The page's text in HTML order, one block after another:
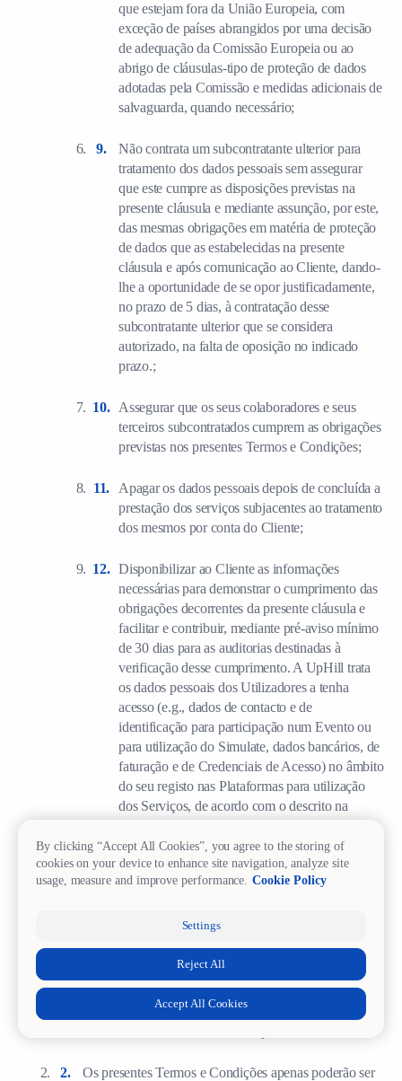
que estejam fora da União Europeia, com
exceção de países abrangidos por uma decisão
de adequação da Comissão Europeia ou ao
abrigo de cláusulas-tipo de proteção de dados
adotadas pela Comissão e medidas adicionais de
salvaguarda, quando necessário;
Não contrata um subcontratante ulterior para
tratamento dos dados pessoais sem assegurar
que este cumpre as disposições previstas na
presente cláusula e mediante assunção, por este,
das mesmas obrigações em matéria de proteção
de dados que as estabelecidas na presente
cláusula e após comunicação ao Cliente, dando-
lhe a oportunidade de se opor justificadamente,
no prazo de 5 dias, à contratação desse
subcontratante ulterior que se considera
autorizado, na falta de oposição no indicado
prazo.;
Assegurar que os seus colaboradores e seus
terceiros subcontratados cumprem as obrigações
previstas nos presentes Termos e Condições;
Apagar os dados pessoais depois de concluída a
prestação dos serviços subjacentes ao tratamento
dos mesmos por conta do Cliente;
Disponibilizar ao Cliente as informações
necessárias para demonstrar o cumprimento das
obrigações decorrentes da presente cláusula e
facilitar e contribuir, mediante pré-aviso mínimo
de 30 dias para as auditorias destinadas à
verificação desse cumprimento. A UpHill trata
os dados pessoais dos Utilizadores a tenha
acesso (e.g., dados de contacto e de
identificação para participação num Evento ou
para utilização do Simulate, dados bancários, de
faturação e de Credenciais de Acesso) no âmbito
do seu registo nas Plataformas para utilização
dos Serviços, de acordo com o descrito na
16. Disposições Gerais
Os presentes Termos e Condições constituem, para
todos os efeitos, o acordo integral das Partes quanto à
matéria que constitui o seu objeto, prevalecendo sobre
ou revogando quaisquer declarações, compromissos,
contratos, acordos ou comunicações anteriores, orais
Os presentes Termos e Condições apenas poderão ser
By clicking “Accept All Cookies”, you agree to the storing of
cookies on your device to enhance site navigation, analyze site
usage, measure and improve performance. Cookie Policy
Settings
Reject All
Accept All Cookies